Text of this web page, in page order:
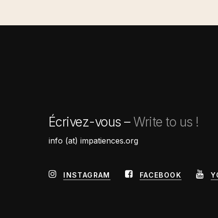
Écrivez-vous –Write to us !
info (at) impatiences.org
INSTAGRAM FACEBOOK